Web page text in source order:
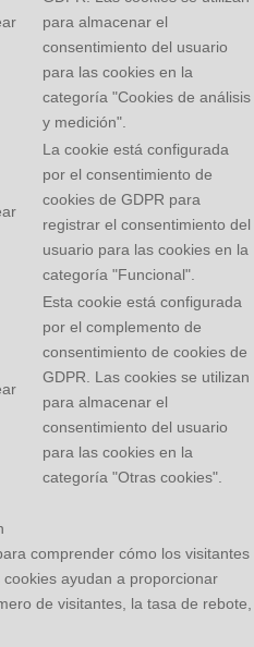
para almacenar el
consentimiento del usuario
para las cookies en la
categoría "Cookies de análisis
y medición".
La cookie está configurada
por el consentimiento de
cookies de GDPR para
registrar el consentimiento del
usuario para las cookies en la
categoría "Funcional".
Esta cookie está configurada
por el complemento de
consentimiento de cookies de
GDPR. Las cookies se utilizan
para almacenar el
consentimiento del usuario
para las cookies en la
categoría "Otras cookies".
comprender cómo los visitantes
ayudan a proporcionar
de visitantes, la tasa de rebote,